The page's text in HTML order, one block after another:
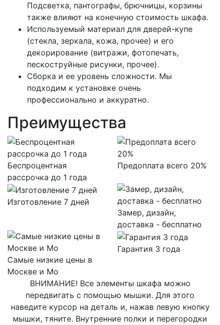
Подсветка, пантографы, брючницы, корзины
также влияют на конечную стоимость шкафа.
Используемый материал для дверей-купе
(стекла, зеркала, кожа, прочее) и его
декорирование (витражи, фотопечать,
пескоструйные рисунки, прочее).
Сборка и ее уровень сложности. Мы
подходим к установке очень
профессионально и аккуратно.
Преимущества
Беспроцентная
рассрочка до 1 года
Предоплата всего 20%
Изготовление 7 дней
Замер, дизайн,
доставка - бесплатно
Самые низкие цены в
Москве и Мо
Гарантия 3 года
ВНИМАНИЕ! Все элементы шкафа можно
передвигать с помощью мышки. Для этого
наведите курсор на деталь и, нажав левую кнопку
мышки, тяните. Внутренние полки и перегородки